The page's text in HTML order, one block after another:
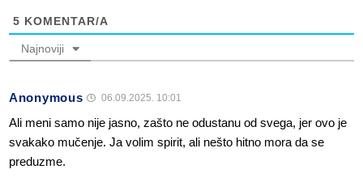
5 KOMENTAR/A
Najnoviji
Anonymous 06.09.2025. 10:01
Ali meni samo nije jasno, zašto ne odustanu od svega, jer ovo je
svakako mučenje. Ja volim spirit, ali nešto hitno mora da se
preduzme.